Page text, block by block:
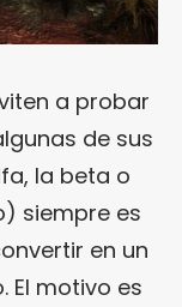
a probar
de sus
la beta o
siempre es
en un
El motivo es